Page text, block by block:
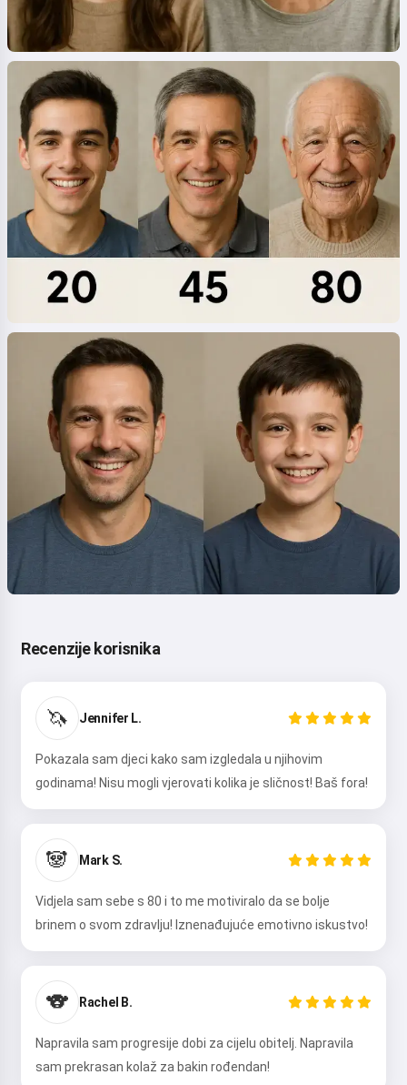
Recenzije korisnika
🦄 Jennifer L.
Pokazala sam djeci kako sam izgledala u njihovim
godinama! Nisu mogli vjerovati kolika je sličnost! Baš fora!
🐼 Mark S.
Vidjela sam sebe s 80 i to me motiviralo da se bolje
brinem o svom zdravlju! Iznenađujuće emotivno iskustvo!
🐨 Rachel B.
Napravila sam progresije dobi za cijelu obitelj. Napravila
sam prekrasan kolaž za bakin rođendan!